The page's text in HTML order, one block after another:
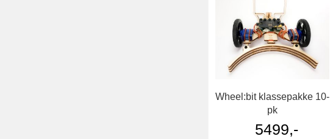
Wheel:bit klassepakke 10-
pk
5499,-